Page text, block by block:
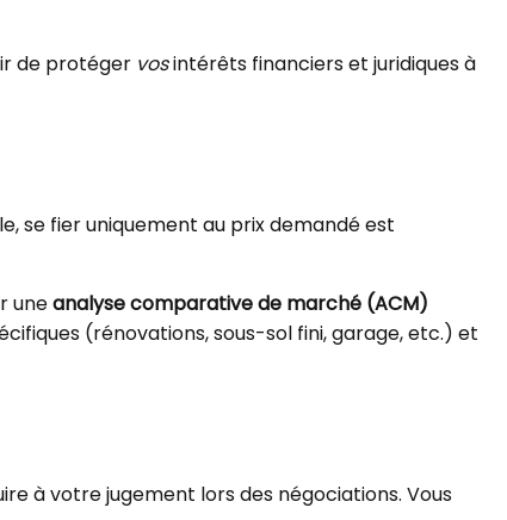
de protéger vosintérêts financiers et juridiques à
se fier uniquement au prix demandé est
uneanalyse comparative de marché (ACM)
(rénovations, sous-sol fini, garage, etc.) et
à votre jugement lors des négociations. Vous